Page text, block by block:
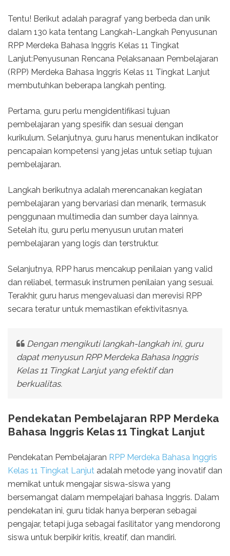
Tentu! Berikut adalah paragraf yang berbeda dan unik
dalam 130 kata tentang Langkah-Langkah Penyusunan
RPP Merdeka Bahasa Inggris Kelas 11 Tingkat
Lanjut:Penyusunan Rencana Pelaksanaan Pembelajaran
(RPP) Merdeka Bahasa Inggris Kelas 11 Tingkat Lanjut
membutuhkan beberapa langkah penting.
Pertama, guru perlu mengidentifikasi tujuan
pembelajaran yang spesifik dan sesuai dengan
kurikulum. Selanjutnya, guru harus menentukan indikator
pencapaian kompetensi yang jelas untuk setiap tujuan
pembelajaran.
Langkah berikutnya adalah merencanakan kegiatan
pembelajaran yang bervariasi dan menarik, termasuk
penggunaan multimedia dan sumber daya lainnya.
Setelah itu, guru perlu menyusun urutan materi
pembelajaran yang logis dan terstruktur.
Selanjutnya, RPP harus mencakup penilaian yang valid
dan reliabel, termasuk instrumen penilaian yang sesuai.
Terakhir, guru harus mengevaluasi dan merevisi RPP
secara teratur untuk memastikan efektivitasnya.
Dengan mengikuti langkah-langkah ini, guru
dapat menyusun RPP Merdeka Bahasa Inggris
Kelas 11 Tingkat Lanjut yang efektif dan
berkualitas.
Pendekatan Pembelajaran RPP Merdeka
Bahasa Inggris Kelas 11 Tingkat Lanjut
Pendekatan Pembelajaran RPP Merdeka Bahasa Inggris
Kelas 11 Tingkat Lanjut adalah metode yang inovatif dan
memikat untuk mengajar siswa-siswa yang
bersemangat dalam mempelajari bahasa Inggris. Dalam
pendekatan ini, guru tidak hanya berperan sebagai
pengajar, tetapi juga sebagai fasilitator yang mendorong
siswa untuk berpikir kritis, kreatif, dan mandiri.